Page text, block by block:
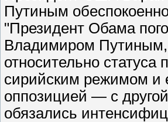
Путиным
"Президент Обама
Владимиром Путиным,
относительно
сирийским режимом и
оппозицией — с
обязались